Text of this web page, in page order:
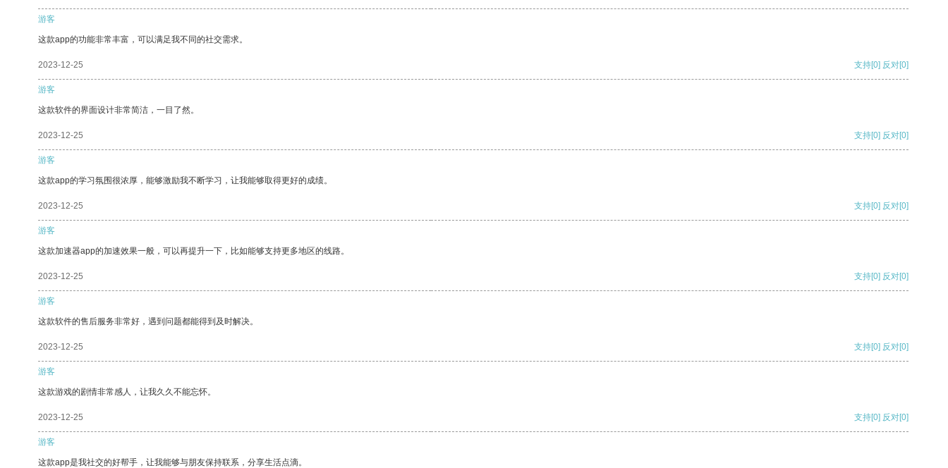
游客
这款app的功能非常丰富，可以满足我不同的社交需求。
2023-12-25 支持[0] 反对[0]
游客
这款软件的界面设计非常简洁，一目了然。
2023-12-25 支持[0] 反对[0]
游客
这款app的学习氛围很浓厚，能够激励我不断学习，让我能够取得更好的成绩。
2023-12-25 支持[0] 反对[0]
游客
这款加速器app的加速效果一般，可以再提升一下，比如能够支持更多地区的线路。
2023-12-25 支持[0] 反对[0]
游客
这款软件的售后服务非常好，遇到问题都能得到及时解决。
2023-12-25 支持[0] 反对[0]
游客
这款游戏的剧情非常感人，让我久久不能忘怀。
2023-12-25 支持[0] 反对[0]
游客
这款app是我社交的好帮手，让我能够与朋友保持联系，分享生活点滴。